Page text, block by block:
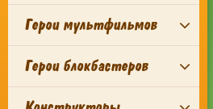
Герои мультфильмов
Герои блокбастеров